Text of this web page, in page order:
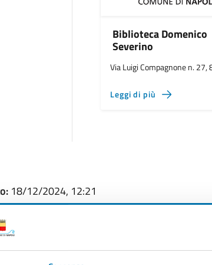
Biblioteca Domenico
Severino
Via Luigi Compagnone n. 27,
Leggi di più
18/12/2024, 12:21